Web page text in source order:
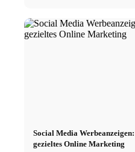
Social Media
gezieltes Online Marketing